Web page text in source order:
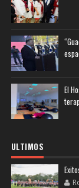
El
ULTIMOS